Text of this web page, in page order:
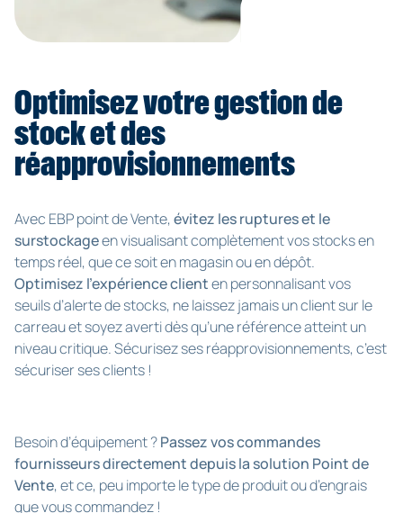
Optimisez votre gestion de
stock et des
réapprovisionnements
Avec EBP point de Vente, évitez les ruptures et le
surstockageen visualisant complètement vos stocks en
temps réel, que ce soit en magasin ou en dépôt.
Optimisez l’expérience clienten personnalisant vos
seuils d’alerte de stocks, ne laissez jamais un client sur le
carreau et soyez averti dès qu’une référence atteint un
niveau critique. Sécurisez ses réapprovisionnements, c’est
sécuriser ses clients !
Besoin d’équipement ?Passez vos commandes
fournisseurs directement depuis la solution Point de
Vente, et ce, peu importe le type de produit ou d’engrais
que vous commandez !